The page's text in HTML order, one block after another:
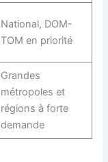
National, DOM-
TOM en priorité
Grandes
métropoles et
régions à forte
demande